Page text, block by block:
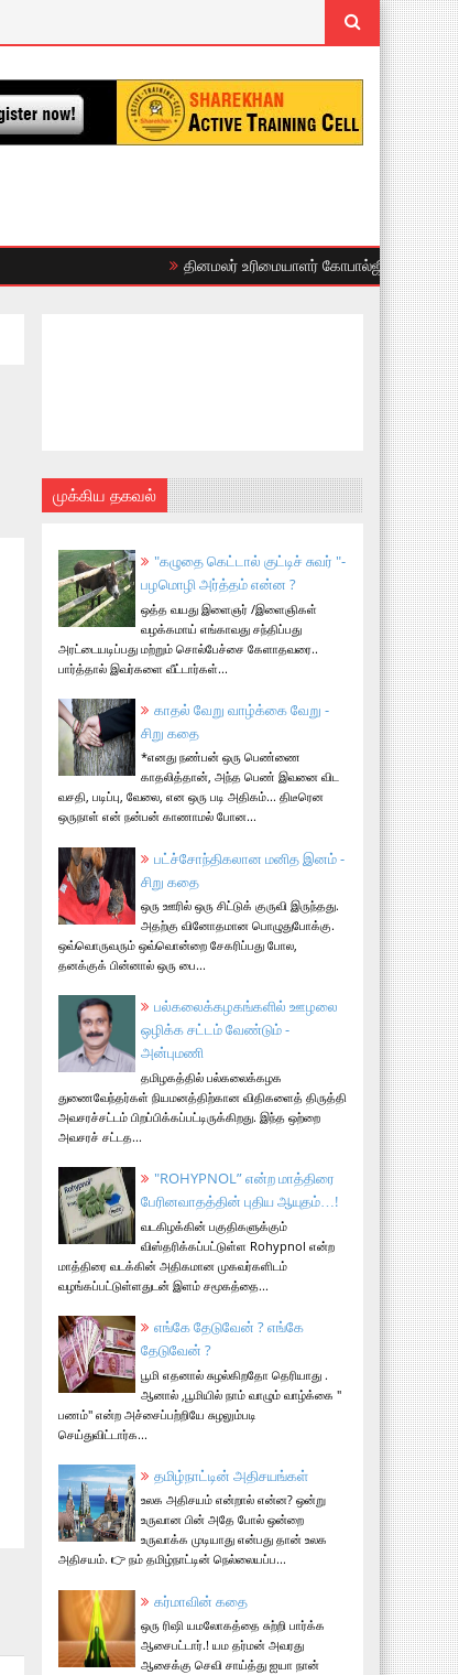
தினமலர் உரிமையாளர் கோபால்ஜி போட்ட பொய்
முக்கிய தகவல்
"கழுதை கெட்டால் குட்டிச் சுவர் "-
பழமொழி அர்த்தம் என்ன ?
ஒத்த வயது இளைஞர் /இளைஞிகள்
வழக்கமாய் எங்காவது சந்திப்பது
அரட்டையடிப்பது மற்றும் சொல்பேச்சை கேளாதவரை..
பார்த்தால் இவர்களை வீட்டார்கள்...
காதல் வேறு வாழ்க்கை வேறு -
சிறு கதை
*எனது நண்பன் ஒரு பெண்ணை
காதலித்தான், அந்த பெண் இவனை விட
வசதி, படிப்பு, வேலை, என ஒரு படி அதிகம்... திடீரென
ஒருநாள் என் நன்பன் காணாமல் போன...
பட்ச்சோந்திகலான மனித இனம் -
சிறு கதை
ஒரு ஊரில் ஒரு சிட்டுக் குருவி இருந்தது.
அதற்கு வினோதமான பொழுதுபோக்கு.
ஒவ்வொருவரும் ஒவ்வொன்றை சேகரிப்பது போல,
தனக்குக் பின்னால் ஒரு பை...
பல்கலைக்கழகங்களில் ஊழலை
ஒழிக்க சட்டம் வேண்டும் -
அன்புமணி
தமிழகத்தில் பல்கலைக்கழக
துணைவேந்தர்கள் நியமனத்திற்கான விதிகளைத் திருத்தி
அவசரச்சட்டம் பிறப்பிக்கப்பட்டிருக்கிறது. இந்த ஒற்றை
அவசரச் சட்டத...
"ROHYPNOL” என்ற மாத்திரை
பேரினவாதத்தின் புதிய ஆயுதம்…!
வடகிழக்கின் பகுதிகளுக்கும்
விஸ்தரிக்கப்பட்டுள்ள Rohypnol என்ற
மாத்திரை வடக்கின் அதிகமான முகவர்களிடம்
வழங்கப்பட்டுள்ளதுடன் இளம் சமூகத்தை...
எங்கே தேடுவேன் ? எங்கே
தேடுவேன் ?
பூமி எதனால் சுழல்கிறதோ தெரியாது .
ஆனால் ,பூமியில் நாம் வாழும் வாழ்க்கை "
பணம்" என்ற அச்சைப்பற்றியே சுழலும்படி
செய்துவிட்டார்க...
தமிழ்நாட்டின் அதிசயங்கள்
உலக அதிசயம் என்றால் என்ன? ஒன்று
உருவான பின் அதே போல் ஒன்றை
உருவாக்க முடியாது என்பது தான் உலக
அதிசயம். 👉 நம் தமிழ்நாட்டின் நெல்லையப்ப...
கர்மாவின் கதை
ஒரு ரிஷி யமலோகத்தை சுற்றி பார்க்க
ஆசைபட்டார்.! யம தர்மன் அவரது
ஆசைக்கு செவி சாய்த்து ஐயா நான்